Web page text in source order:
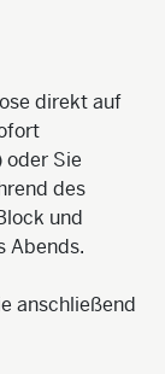
direkt auf
oder Sie
des
und
Abends.
anschließend